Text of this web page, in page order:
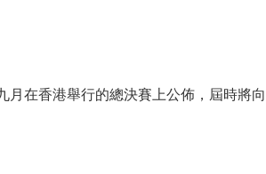
在香港舉行的總決賽上公佈，屆時將向